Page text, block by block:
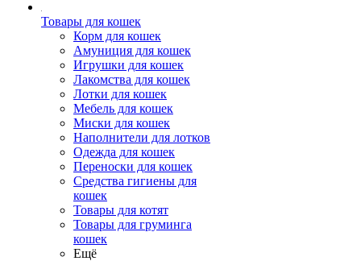
Товары для кошек
Корм для кошек
Амуниция для кошек
Игрушки для кошек
Лакомства для кошек
Лотки для кошек
Мебель для кошек
Миски для кошек
Наполнители для лотков
Одежда для кошек
Переноски для кошек
Средства гигиены для
кошек
Товары для котят
Товары для груминга
кошек
Ещё